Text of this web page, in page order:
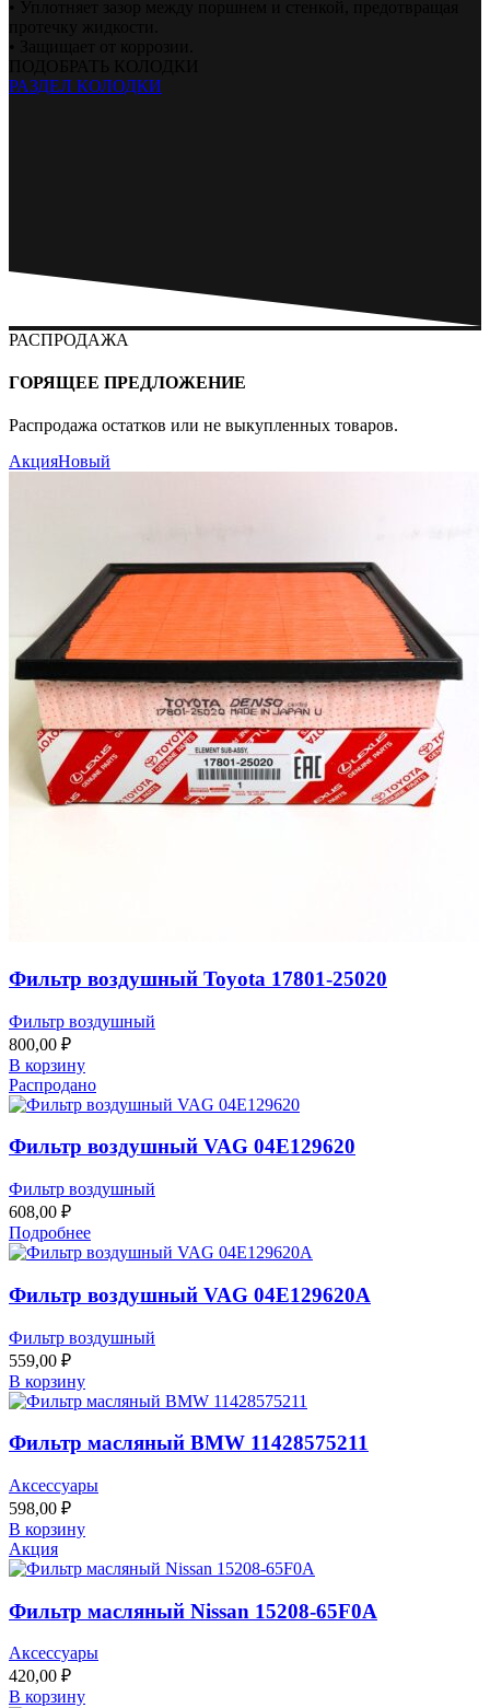
РАЗДЕЛ КОЛОДКИ
РАСПРОДАЖА
ГОРЯЩЕЕ ПРЕДЛОЖЕНИЕ
Распродажа остатков или не выкупленных товаров.
АкцияНовый
Фильтр воздушный Toyota 17801-25020
Фильтр воздушный
800,00 ₽
В корзину
Распродано
Фильтр воздушный VAG 04E129620
Фильтр воздушный
608,00 ₽
Подробнее
Фильтр воздушный VAG 04E129620A
Фильтр воздушный
559,00 ₽
В корзину
Фильтр масляный BMW 11428575211
Аксессуары
598,00 ₽
В корзину
Акция
Фильтр масляный Nissan 15208-65F0A
Аксессуары
420,00 ₽
В корзину